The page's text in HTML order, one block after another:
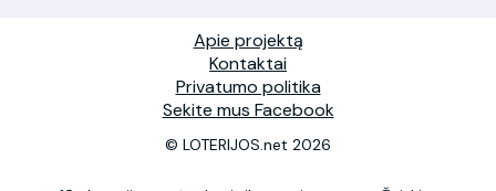
Apie projektą
Kontaktai
Privatumo politika
Sekite mus Facebook
© LOTERIJOS.net 2026